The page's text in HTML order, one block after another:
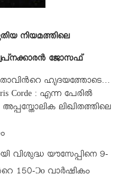
നിയമത്തിലെ
ജോസഫ്
ഹൃദയത്തോടെ…
Corde : എന്ന പേരില്‍
ലിഖിതത്തിലെ
വിശുദ്ധ യൗസേപ്പിനെ 9-
150-Ɔο വാര്‍ഷികം